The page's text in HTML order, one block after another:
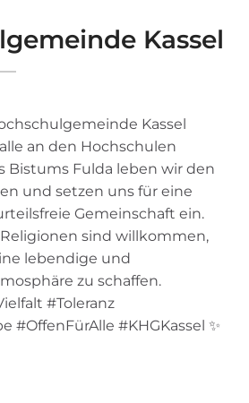
Kassel
Kassel
an den Hochschulen
Bistums Fulda leben wir den
und setzen uns für eine
Gemeinschaft ein.
sind willkommen,
lebendige und
zu schaffen.
#Toleranz
#OffenFürAlle #KHGKassel ✨